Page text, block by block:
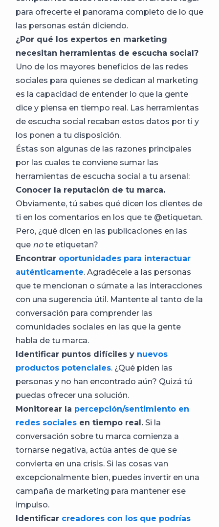
para ofrecerte el panorama completo de lo que
las personas están diciendo.
¿Por qué los expertos en marketing
necesitan herramientas de escucha social?
Uno de los mayores beneficios de las redes
sociales para quienes se dedican al marketing
es la capacidad de entender lo que la gente
dice y piensa en tiempo real. Las herramientas
de escucha social recaban estos datos por ti y
los ponen a tu disposición.
Éstas son algunas de las razones principales
por las cuales te conviene sumar las
herramientas de escucha social a tu arsenal:
Conocer la reputación de tu marca.
Obviamente, tú sabes qué dicen los clientes de
ti en los comentarios en los que te @etiquetan.
Pero, ¿qué dicen en las publicaciones en las
que note etiquetan?
Encontrar oportunidades para interactuar
auténticamente. Agradécele a las personas
que te mencionan o súmate a las interacciones
con una sugerencia útil. Mantente al tanto de la
conversación para comprender las
comunidades sociales en las que la gente
habla de tu marca.
Identificar puntos difíciles y nuevos
productos potenciales. ¿Qué piden las
personas y no han encontrado aún? Quizá tú
puedas ofrecer una solución.
Monitorear la percepción/sentimiento en
redes sociales en tiempo real. Si la
conversación sobre tu marca comienza a
tornarse negativa, actúa antes de que se
convierta en una crisis. Si las cosas van
excepcionalmente bien, puedes invertir en una
campaña de marketing para mantener ese
impulso.
Identificar creadores con los que podrías